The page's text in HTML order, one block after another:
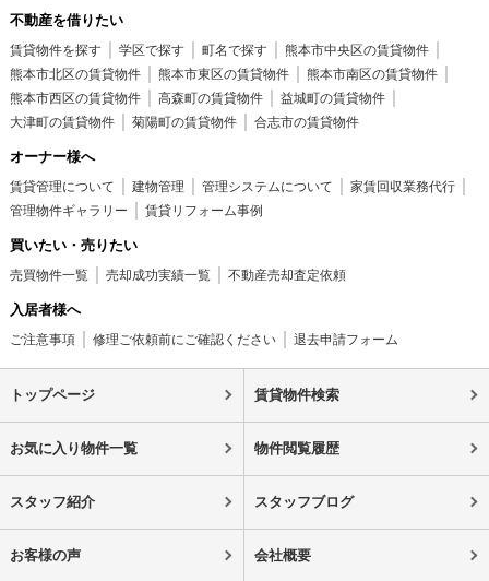
不動産を借りたい
賃貸物件を探す 学区で探す 町名で探す
熊本市中央区の賃貸物件
熊本市北区の賃貸物件
熊本市東区の賃貸物件
熊本市南区の賃貸物件
熊本市西区の賃貸物件
高森町の賃貸物件
益城町の賃貸物件
大津町の賃貸物件
菊陽町の賃貸物件 合志市の賃貸物件
オーナー様へ
賃貸管理について 建物管理 管理システムについて
家賃回収業務代行
管理物件ギャラリー
賃貸リフォーム事例
買いたい・売りたい
売買物件一覧 売却成功実績一覧 不動産売却査定依頼
入居者様へ
ご注意事項 修理ご依頼前にご確認ください 退去申請フォーム
トップページ 賃貸物件検索
お気に入り物件一覧 物件閲覧履歴
スタッフ紹介 スタッフブログ
お客様の声 会社概要